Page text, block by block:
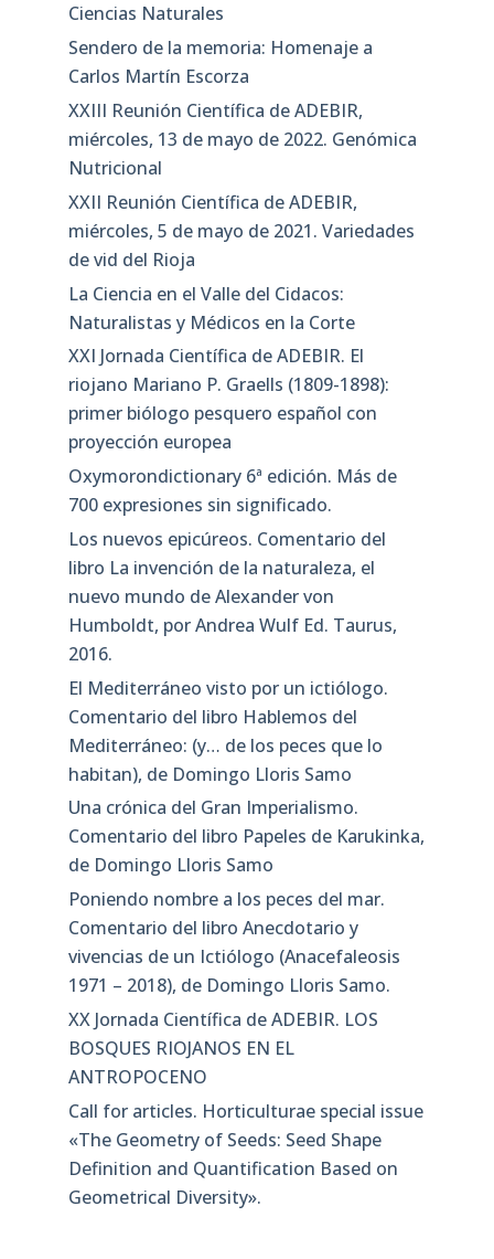
Ciencias Naturales
Sendero de la memoria: Homenaje a
Carlos Martín Escorza
XXIII Reunión Científica de ADEBIR,
miércoles, 13 de mayo de 2022. Genómica
Nutricional
XXII Reunión Científica de ADEBIR,
miércoles, 5 de mayo de 2021. Variedades
de vid del Rioja
La Ciencia en el Valle del Cidacos:
Naturalistas y Médicos en la Corte
XXI Jornada Científica de ADEBIR. El
riojano Mariano P. Graells (1809-1898):
primer biólogo pesquero español con
proyección europea
Oxymorondictionary 6ª edición. Más de
700 expresiones sin significado.
Los nuevos epicúreos. Comentario del
libro La invención de la naturaleza, el
nuevo mundo de Alexander von
Humboldt, por Andrea Wulf Ed. Taurus,
2016.
El Mediterráneo visto por un ictiólogo.
Comentario del libro Hablemos del
Mediterráneo: (y… de los peces que lo
habitan), de Domingo Lloris Samo
Una crónica del Gran Imperialismo.
Comentario del libro Papeles de Karukinka,
de Domingo Lloris Samo
Poniendo nombre a los peces del mar.
Comentario del libro Anecdotario y
vivencias de un Ictiólogo (Anacefaleosis
1971 – 2018), de Domingo Lloris Samo.
XX Jornada Científica de ADEBIR. LOS
BOSQUES RIOJANOS EN EL
ANTROPOCENO
Call for articles. Horticulturae special issue
«The Geometry of Seeds: Seed Shape
Definition and Quantification Based on
Geometrical Diversity»​.